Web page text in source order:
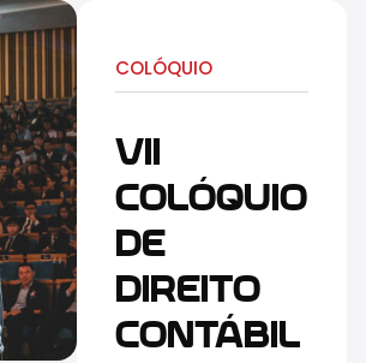
VII
COLÓQUIO
DE
DIREITO
CONTÁBIL